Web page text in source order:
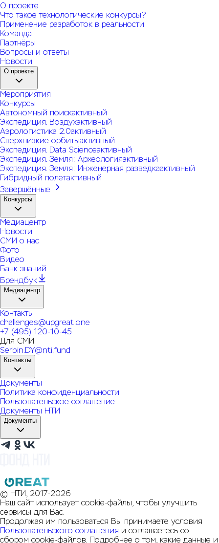
О проекте
Что такое технологические конкурсы?
Применение разработок в реальности
Команда
Партнёры
Вопросы и ответы
Новости
О проекте
Мероприятия
Конкурсы
Автономный поискактивный
Экспедиция. Воздухактивный
Аэрологистика 2.0активный
Сверхнизкие орбитыактивный
Экспедиция. Data Scienceактивный
Экспедиция. Земля: Археологияактивный
Экспедиция. Земля: Инженерная разведкаактивный
Гибридный полетактивный
Завершённые
Конкурсы
Медиацентр
Новости
СМИ о нас
Фото
Видео
Банк знаний
Брендбук
Медиацентр
Контакты
challenges@upgreat.one
+7 (495) 120-10-45
Для СМИ
Serbin.DY@nti.fund
Контакты
Документы
Политика конфиденциальности
Пользовательское соглашение
Документы НТИ
Документы
© НТИ, 2017-2026
Наш сайт использует cookie-файлы, чтобы улучшить
сервисы для Вас.
Продолжая им пользоваться Вы принимаете условия
Пользовательского соглашения и соглашаетесь со
сбором cookie-файлов. Подробнее о том, какие данные и